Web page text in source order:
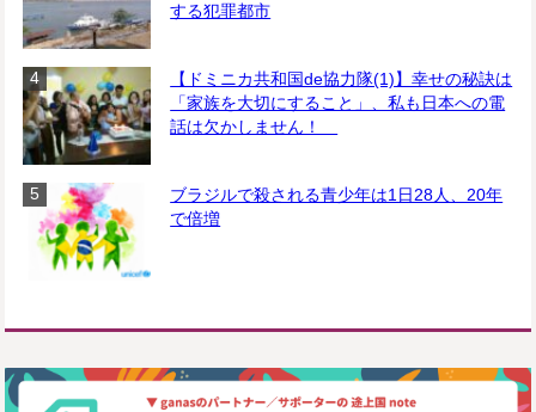
する犯罪都市
【ドミニカ共和国de協力隊(1)】幸せの秘訣は
「家族を大切にすること」、私も日本への電
話は欠かしません！
ブラジルで殺される青少年は1日28人、20年
で倍増